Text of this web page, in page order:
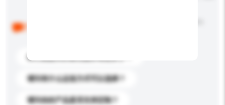
你们能提供的最优惠价格是多少？
请问有什么运送方式可以选择？
请问你的产品是否支持定制？